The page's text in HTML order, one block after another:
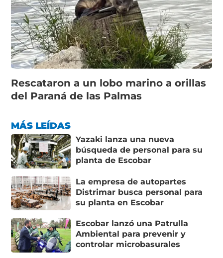
Rescataron a un lobo marino a orillas
del Paraná de las Palmas
MÁS LEÍDAS
Yazaki lanza una nueva
búsqueda de personal para su
planta de Escobar
La empresa de autopartes
Distrimar busca personal para
su planta en Escobar
Escobar lanzó una Patrulla
Ambiental para prevenir y
controlar microbasurales